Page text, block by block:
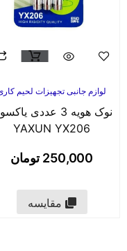
لوازم جانبی تجهیزات لحیم
نوک هویه 3 عددی
YAXUN YX206
250,000 تومان
مقایسه